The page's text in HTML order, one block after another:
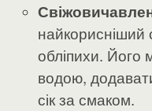
найкорисніший
обліпихи. Його
водою,
сік за смаком.